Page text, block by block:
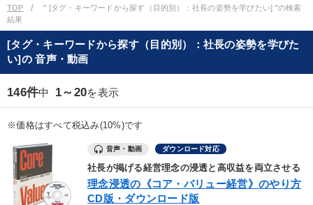
search 上記の条件で検索
mic 講演収録物を探す
ます
カテゴリー
優秀各社の智恵と戦略 事業家のロマンと経営
若手異才経営者の発想 専門家のアドバイス
TOP
" [タグ・キーワードから探す（目的別）：社長の姿勢を学びたい] "の検索
結果
[タグ・キーワードから探す（目的別）：社長の姿勢を学びた
い]の 音声・動画
146件中 1～20を表示
※価格はすべて税込み(10%)です
音声・動画 ダウンロード対応
社長が掲げる経営理念の浸透と高収益を両立させる
理念浸透の《コア・バリュー経営》のやり方
CD版・ダウンロード版